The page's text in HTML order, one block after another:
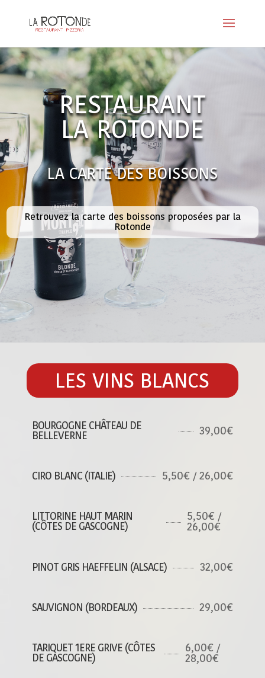
RESTAURANT
LA ROTONDE
LA CARTE DES BOISSONS
Retrouvez la carte des boissons proposées par la
Rotonde
LES VINS BLANCS
BOURGOGNE CHÂTEAU DE
BELLEVERNE 39,00€
CIRO BLANC (ITALIE) 5,50€ / 26,00€
LITTORINE HAUT MARIN
(CÔTES DE GASCOGNE)
5,50€ /
26,00€
PINOT GRIS HAEFFELIN (ALSACE) 32,00€
SAUVIGNON (BORDEAUX) 29,00€
TARIQUET 1ERE GRIVE (CÔTES
DE GASCOGNE)
6,00€ /
28,00€